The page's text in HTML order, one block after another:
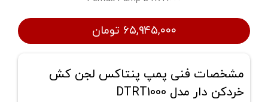
۶۵,۹۴۵,۰۰۰ تومان
مشخصات فنی پمپ پنتاکس لجن کش
خردکن دار مدل DTRT1000